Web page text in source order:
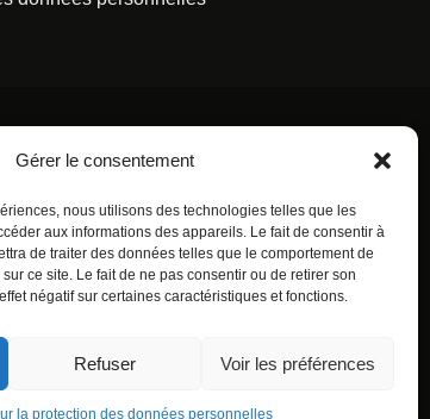
Gérer le consentement
nous utilisons des technologies telles que les
aux informations des appareils. Le fait de consentir à
de traiter des données telles que le comportement de
ce site. Le fait de ne pas consentir ou de retirer son
négatif sur certaines caractéristiques et fonctions.
Refuser Voir les préférences
la protection des données personnelles